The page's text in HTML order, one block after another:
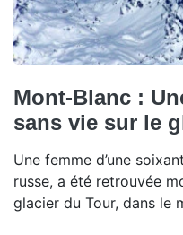
Mont-Blanc :
sans vie sur le
Une femme d’une
russe, a été retrouvée
glacier du Tour, dans le